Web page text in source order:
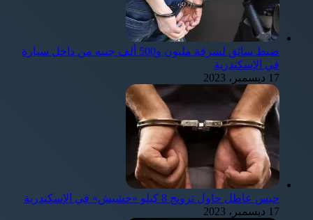
ضبط سائق لسرقة مليون و500 ألف جنيه من داخل سيارة
في الإسكندرية
17 ديسمبر، 2023
حبس عاطل حاول ترويج 8 كيلو «حشيش» في الإسكندرية
17 ديسمبر، 2023